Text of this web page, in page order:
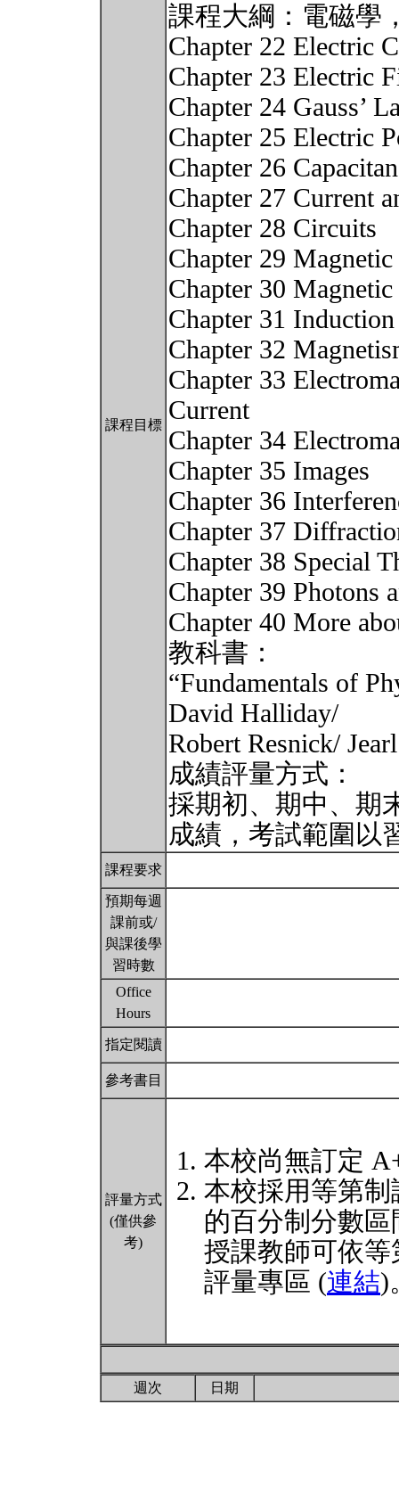
課程目標
課程大綱：電磁學
Chapter 22 Electric
Chapter 23 Electric
Chapter 24 Gauss’
Chapter 25 Electric
Chapter 26
Chapter 27 Current
Chapter 28 Circuits
Chapter 29
Chapter 30
Chapter 31
Chapter 32
Chapter 33
Current
Chapter 34
Chapter 35 Images
Chapter 36
Chapter 37
Chapter 38 Special
Chapter 39 Photons
Chapter 40 More
教科書：
“Fundamentals of
David Halliday/
Robert Resnick/
成績評量方式：
採期初、期中、期
成績，考試範圍以
課程要求
預期每週
課前或/
與課後學
習時數
Office
Hours
指定閱讀
參考書目
評量方式
(僅供參
考)
本校尚無訂定
本校採用等第
的百分制分數
授課教師可依
評量專區 (連結)
週次 日期